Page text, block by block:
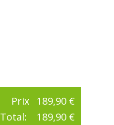
Prix
189,90 €
Total:
189,90 €